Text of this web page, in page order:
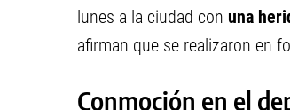
lunes a la ciudad con una
afirman que se realizaron en
Conmoción en el